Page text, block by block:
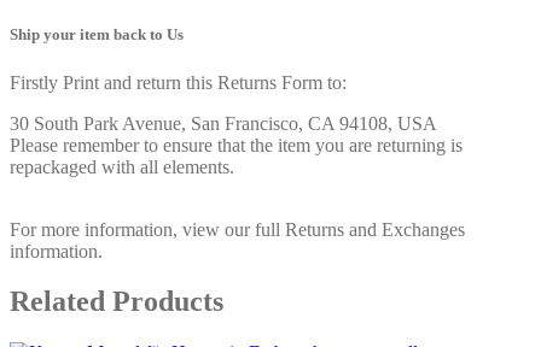
Ship your item back to Us
Firstly Print and return this Returns Form to:
30 South Park Avenue, San Francisco, CA 94108, USA
Please remember to ensure that the item you are returning is
repackaged with all elements.
For more information, view our full Returns and Exchanges
information.
Related Products